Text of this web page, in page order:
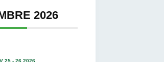
2026
25 - 26 2026